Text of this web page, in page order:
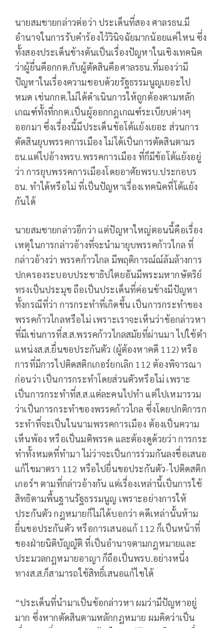
นายสมชายกล่าวต่อว่า ประเด็นที่สอง ศาลรธน.มี
อำนาจในการรับคำร้องไว้วินิจฉัยมากน้อยแค่ไหน ซึ่ง
ทั้งสองประเด็นข้างต้นเป็นเรื่องปัญหาในเชิงเทคนิค
ว่าผู้ยื่นคือกกต.กับผู้ตัดสินคือศาลรธน.ที่มองว่ามี
ปัญหาในเรื่องความชอบด้วยรัฐธรรมนูญเยอะไป
หมด เช่นกกต.ไม่ได้ดำเนินการให้ถูกต้องตามหลัก
เกณฑ์ทั้งที่กกต.เป็นผู้ออกกฎเกณฑ์ระเบียบต่างๆ
ออกมา ซึ่งเรื่องนี้มีประเด็นข้อโต้แย้งเยอะ ส่วนการ
ตัดสินยุบพรรคการเมือง ไม่ได้เป็นการตัดสินตามร
ธน.แต่ไปอ้างพรบ.พรรคการเมือง ที่ก็มีข้อโต้แย้งอยู่
ว่า การยุบพรรคการเมืองโดยอาศัยพรบ.ประกอบร
ธน. ทำได้หรือไม่ ที่เป็นปัญหาเรื่องเทคนิคที่โต้แย้ง
กันได้
นายสมชายกล่าวอีกว่า แต่ปัญหาใหญ่ตอนนี้คือเรื่อง
เหตุในการกล่าวอ้างที่จะนำมายุบพรรคก้าวไกล ที่
กล่าวอ้างว่า พรรคก้าวไกล มีพฤติการณ์ณ์ล้มล้างการ
ปกครองระบอบประชาธิปไตยอันมีพระมหากษัตริย์
ทรงเป็นประมุข ถือเป็นประเด็นที่ค่อนข้างมีปัญหา
ทั้งกรณีที่ว่า การกระทำที่เกิดขึ้น เป็นการกระทำของ
พรรคก้าวไกลหรือไม่ เพราะเราจะเห็นว่าข้อกล่าวหา
ที่มีเช่นการที่ส.ส.พรรคก้าวไกลสมัยที่ผ่านมา ไปใช้ตำ
แหน่งส.ส.ยื่นขอประกันตัว (ผู้ต้องหาคดี 112) หรือ
การที่มีการไปติดสติกเกอร์ยกเลิก 112 ต้องพิจารณา
ก่อนว่า เป็นการกระทำโดยส่วนตัวหรือไม่ เพราะ
เป็นการกระทำที่ส.ส.แต่ละคนไปทำ แต่ไปเหมารวม
ว่าเป็นการกระทำของพรรคก้าวไกล ซึ่งโดยปกติการก
ระทำที่จะเป็นในนามพรรคการเมือง ต้องเป็นความ
เห็นพ้อง หรือเป็นมติพรรค และต้องดูด้วยว่า การกระ
ทำทั้งหมดที่ทำมา ไม่ว่าจะเป็นการร่วมกันลงชื่อเสนอ
แก้ไขมาตรา 112 หรือไปยื่นขอประกันตัว-ไปติดสติก
เกอร์ฯ ตามที่กล่าวอ้างกัน แต่เรื่องเหล่านี้เป็นการใช้
สิทธิตามพื้นฐานรัฐธรรมนูญ เพราะอย่างการให้
ประกันตัว กฎหมายก็ไม่ได้บอกว่า คดีเหล่านั้นห้าม
ยื่นขอประกันตัว หรือการเสนอแก้ 112 ก็เป็นหน้าที่
ของฝ่ายนิติบัญญัติ ที่เป็นอำนาจตามกฎหมายและ
ประมวลกฎหมายอาญา ก็ถือเป็นพรบ.อย่างหนึ่ง
ทางส.ส.ก็สามารถใช้สิทธิ์เสนอแก้ไขได้
“ประเด็นที่นำมาเป็นข้อกล่าวหา ผมว่ามีปัญหาอยู่
มาก ซึ่งหากตัดสินตามหลักกฎหมาย ผมคิดว่าเป็น